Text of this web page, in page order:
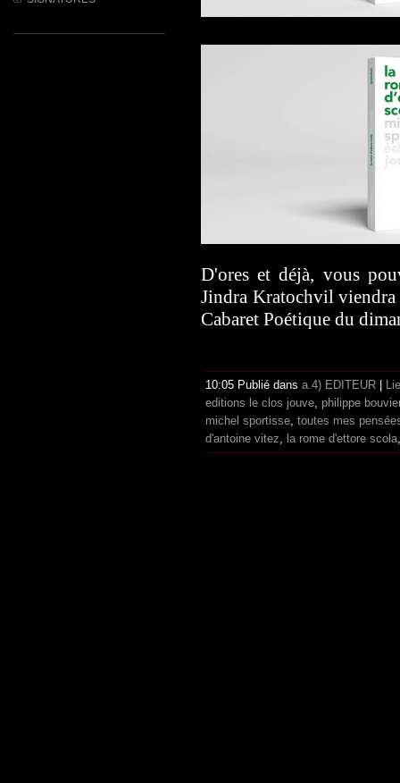
D'ores et déjà, vous
Jindra Kratochvil viendra
Cabaret Poétique du
10:05 Publié dans a.4) EDITEUR
editions le clos jouve philippe bouvier
michel sportisse toutes mes
d'antoine vitez
la rome d'ettore scola